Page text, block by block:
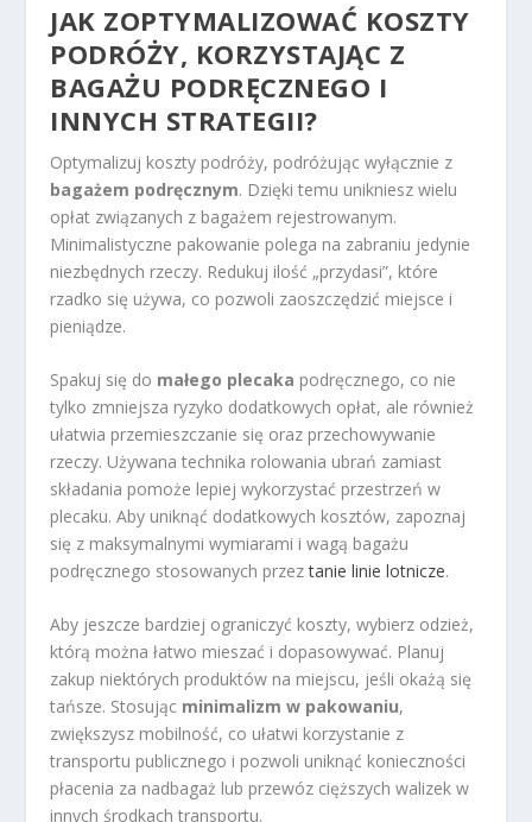
JAK ZOPTYMALIZOWAĆ KOSZTY
PODRÓŻY, KORZYSTAJĄC Z
BAGAŻU PODRĘCZNEGO I
INNYCH STRATEGII?
Optymalizuj koszty podróży, podróżując wyłącznie z
bagażem podręcznym. Dzięki temu unikniesz wielu
opłat związanych z bagażem rejestrowanym.
Minimalistyczne pakowanie polega na zabraniu jedynie
niezbędnych rzeczy. Redukuj ilość „przydasi”, które
rzadko się używa, co pozwoli zaoszczędzić miejsce i
pieniądze.
Spakuj się do małego plecaka podręcznego, co nie
tylko zmniejsza ryzyko dodatkowych opłat, ale również
ułatwia przemieszczanie się oraz przechowywanie
rzeczy. Używana technika rolowania ubrań zamiast
składania pomoże lepiej wykorzystać przestrzeń w
plecaku. Aby uniknąć dodatkowych kosztów, zapoznaj
się z maksymalnymi wymiarami i wagą bagażu
podręcznego stosowanych przeztanie linie lotnicze.
Aby jeszcze bardziej ograniczyć koszty, wybierz odzież,
którą można łatwo mieszać i dopasowywać. Planuj
zakup niektórych produktów na miejscu, jeśli okażą się
tańsze. Stosując minimalizm w pakowaniu,
zwiększysz mobilność, co ułatwi korzystanie z
transportu publicznego i pozwoli uniknąć konieczności
płacenia za nadbagaż lub przewóz cięższych walizek w
innych środkach transportu.